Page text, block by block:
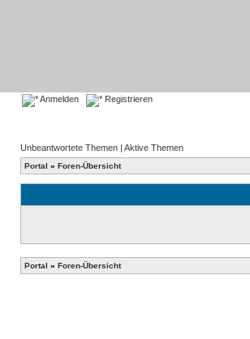
Anmelden Registrieren
Unbeantwortete Themen | Aktive Themen
Portal » Foren-Übersicht
Portal » Foren-Übersicht